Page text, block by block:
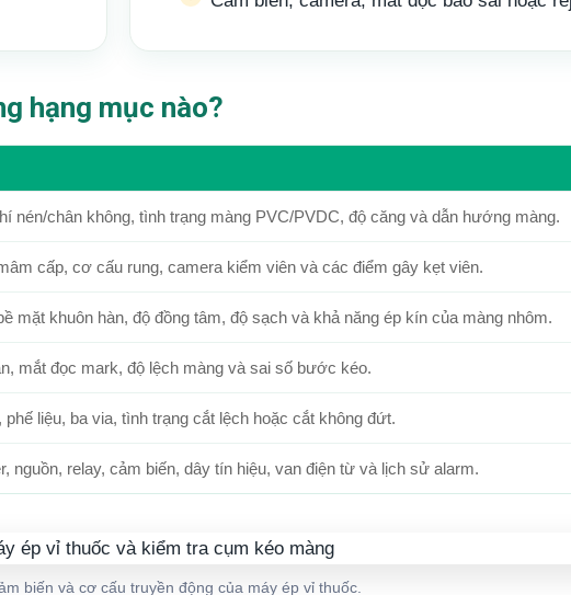
hạng mục nào?
nén/chân không, tình trạng màng PVC/PVDC, độ căng và dẫn hướng màng.
cấp, cơ cấu rung, camera kiểm viên và các điểm gây kẹt viên.
mặt khuôn hàn, độ đồng tâm, độ sạch và khả năng ép kín của màng nhôm.
mắt đọc mark, độ lệch màng và sai số bước kéo.
liệu, ba via, tình trạng cắt lệch hoặc cắt không đứt.
nguồn, relay, cảm biến, dây tín hiệu, van điện từ và lịch sử alarm.
biến và cơ cấu truyền động của máy ép vỉ thuốc.